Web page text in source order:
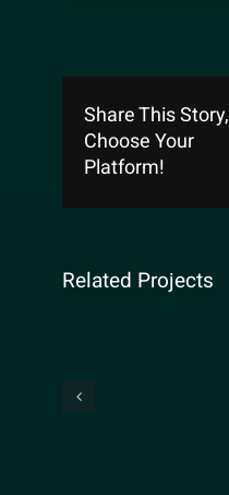
Share This Story,
Choose Your
Platform!
Related Projects